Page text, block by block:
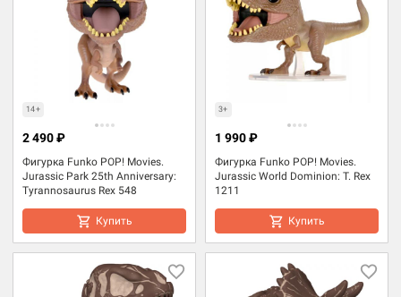
14+
Фигурка Funko POP! Movies.
Jurassic Park 25th Anniversary:
Tyrannosaurus Rex 548
2 490 ₽
Купить
3+
Фигурка Funko POP! Movies.
Jurassic World Dominion: T. Rex
1211
1 990 ₽
Купить